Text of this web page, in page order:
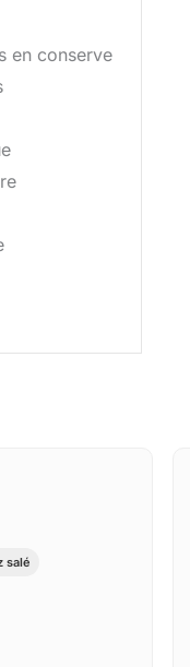
en conserve
salé